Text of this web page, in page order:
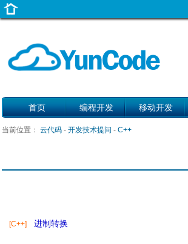
首页 编程开发 移动开发
当前位置： 云代码 - 开发技术提问 - C++
[C++] 进制转换